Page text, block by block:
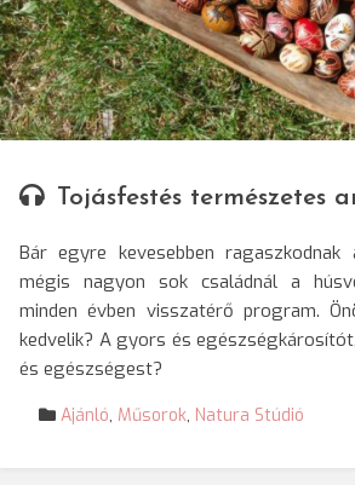
Tojásfestés természetes
Bár egyre kevesebben ragaszkodnak
mégis nagyon sok családnál a
minden évben visszatérő program.
kedvelik? A gyors és
és egészségest?
Ajánló, Műsorok, Natura Stúdió